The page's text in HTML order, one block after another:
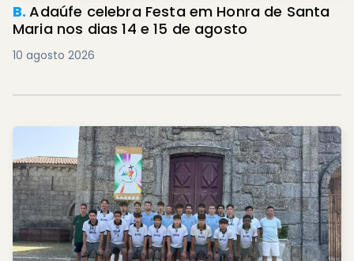
B.Adaúfe celebra Festa em Honra de Santa
Maria nos dias 14 e 15 de agosto
10 agosto 2026